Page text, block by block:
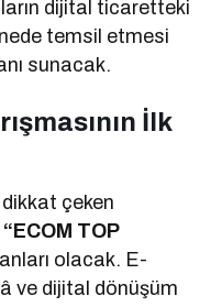
dijital ticaretteki
temsil etmesi
sunacak.
İlk
çeken
“ECOM TOP
olacak. E-
ve dijital dönüşüm